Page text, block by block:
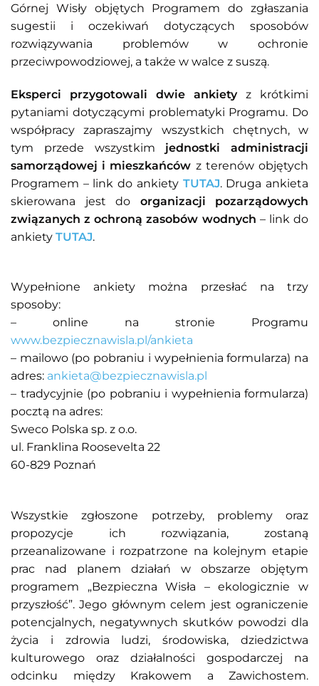
Górnej Wisły objętych Programem do zgłaszania
sugestii i oczekiwań dotyczących sposobów
rozwiązywania problemów w ochronie
przeciwpowodziowej, a także w walce z suszą.
Eksperci przygotowali dwie ankietyz krótkimi
pytaniami dotyczącymi problematyki Programu. Do
współpracy zapraszajmy wszystkich chętnych, w
tym przede wszystkim jednostki administracji
samorządowej i mieszkańców z terenów objętych
Programem – link do ankiety TUTAJ. Druga ankieta
skierowana jest do organizacji pozarządowych
związanych z ochroną zasobów wodnych – link do
ankiety TUTAJ.
Wypełnione ankiety można przesłać na trzy
sposoby:
– online na stronie Programu
www.bezpiecznawisla.pl/ankieta
– mailowo (po pobraniu i wypełnienia formularza) na
adres: ankieta@bezpiecznawisla.pl
– tradycyjnie (po pobraniu i wypełnienia formularza)
pocztą na adres:
Sweco Polska sp. z o.o.
ul. Franklina Roosevelta 22
60-829 Poznań
Wszystkie zgłoszone potrzeby, problemy oraz
propozycje ich rozwiązania, zostaną
przeanalizowane i rozpatrzone na kolejnym etapie
prac nad planem działań w obszarze objętym
programem „Bezpieczna Wisła – ekologicznie w
przyszłość”. Jego głównym celem jest ograniczenie
potencjalnych, negatywnych skutków powodzi dla
życia i zdrowia ludzi, środowiska, dziedzictwa
kulturowego oraz działalności gospodarczej na
odcinku między Krakowem a Zawichostem.